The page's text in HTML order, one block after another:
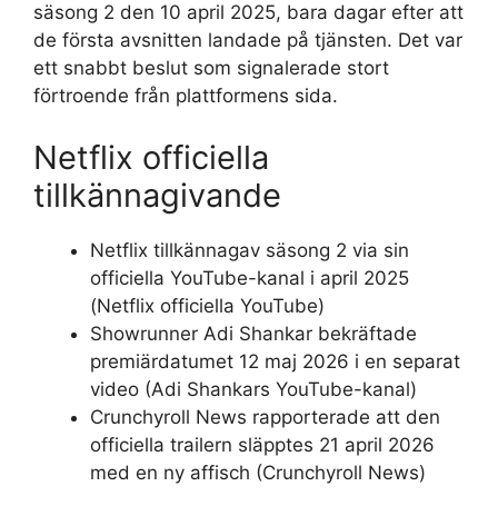
säsong 2 den 10 april 2025, bara dagar efter att
de första avsnitten landade på tjänsten. Det var
ett snabbt beslut som signalerade stort
förtroende från plattformens sida.
Netflix officiella
tillkännagivande
Netflix tillkännagav säsong 2 via sin
officiella YouTube-kanal i april 2025
(Netflix officiella YouTube)
Showrunner Adi Shankar bekräftade
premiärdatumet 12 maj 2026 i en separat
video (Adi Shankars YouTube-kanal)
Crunchyroll News rapporterade att den
officiella trailern släpptes 21 april 2026
med en ny affisch (Crunchyroll News)